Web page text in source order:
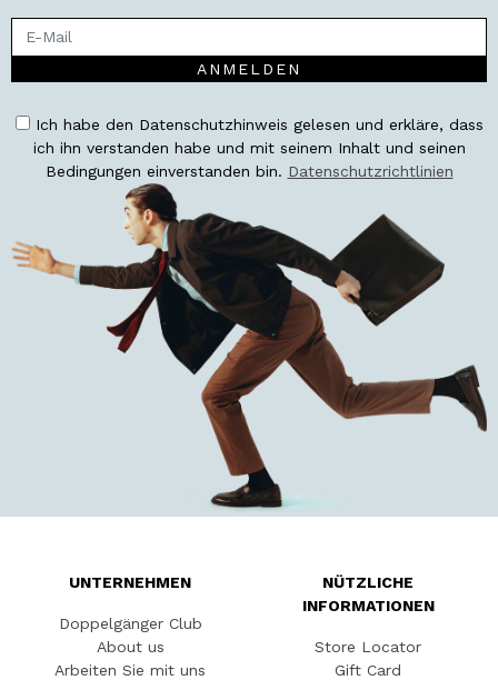
ANMELDEN
Ich habe den Datenschutzhinweis gelesen und erkläre, dass
ich ihn verstanden habe und mit seinem Inhalt und seinen
Bedingungen einverstanden bin. Datenschutzrichtlinien
UNTERNEHMEN
Doppelgänger Club
About us
Arbeiten Sie mit uns
NÜTZLICHE
INFORMATIONEN
Store Locator
Gift Card